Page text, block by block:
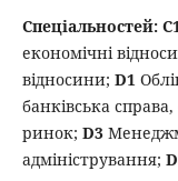
Спеціальностей:
економічні
відносини; D1
банківська
ринок; D3
адміністрування;